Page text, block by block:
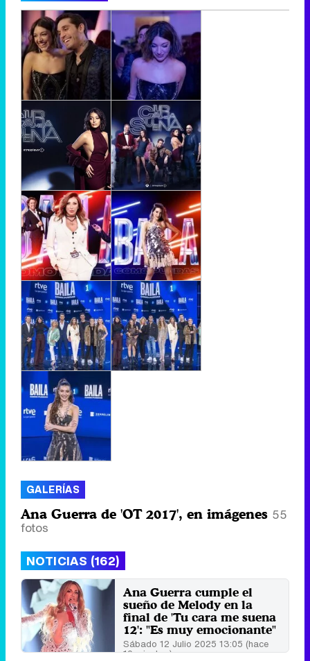
GALERÍAS
Ana Guerra de 'OT 2017', en imágenes 55
fotos
NOTICIAS (162)
Ana Guerra cumple el
sueño de Melody en la
final de 'Tu cara me suena
12': "Es muy emocionante"
Sábado 12 Julio 2025 13:05 (hace
10 minutos)